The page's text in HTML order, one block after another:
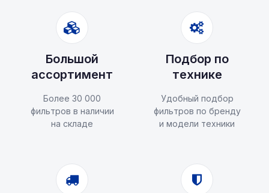
Большой
ассортимент
Более 30 000
фильтров в наличии
на складе
Подбор по
технике
Удобный подбор
фильтров по бренду
и модели техники